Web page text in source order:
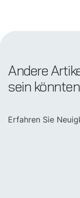
Andere
sein könnten
Erfahren Sie